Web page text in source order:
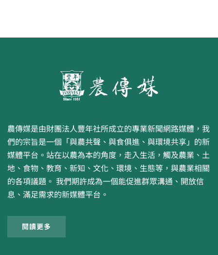
農傳媒是由財團法人豐年社所成立的專業新聞網路媒體，我
們的宗旨是一個「與農共聲、與食俱進、與環境共享」的新
媒體平台。站在以農為本的角度，走入生活，觸及農業、土
地、食物、教育、新知、文化、環境、生態等，與農業相關
的各項議題。 我們期許成為一個能促進群眾溝通、開放信
息、滿足需求的新媒體平台。
閱讀更多